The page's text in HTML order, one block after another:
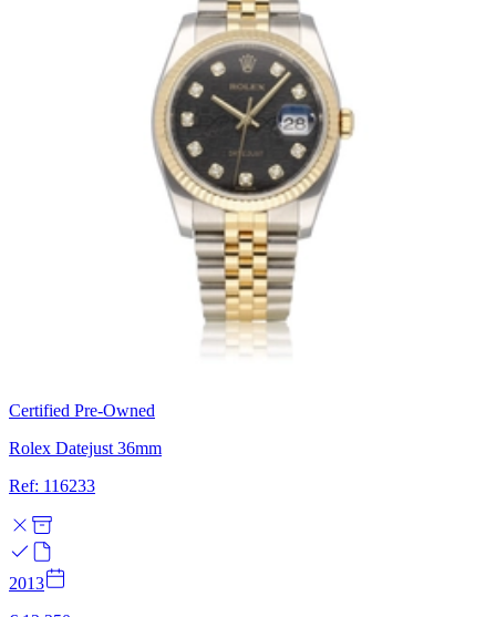
Certified Pre-Owned
Rolex Datejust 36mm
Ref: 116233
2013